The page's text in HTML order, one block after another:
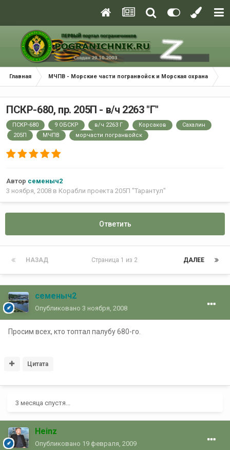
Главная МЧПВ - Морские части погранвойск и Морская охрана
ПСКР-680, пр. 205П - в/ч 2263 "Г"
ПСКР-680 9 ОБСКР в/ч 2263 Г Корсаков
Сахалин
205П
МЧПВ морчасти погранвойск
Автор семеныч2
3 ноября, 2008 в Корабли проекта 205П "Тарантул"
Ответить
НАЗАД ДАЛЕЕ
Страница 1 из 2
семеныч2
Опубликовано 3 ноября, 2008
Просим всех, кто топтал палубу 680-го.
Цитата
3 месяца спустя...
Heinz
Опубликовано 19 февраля, 2009